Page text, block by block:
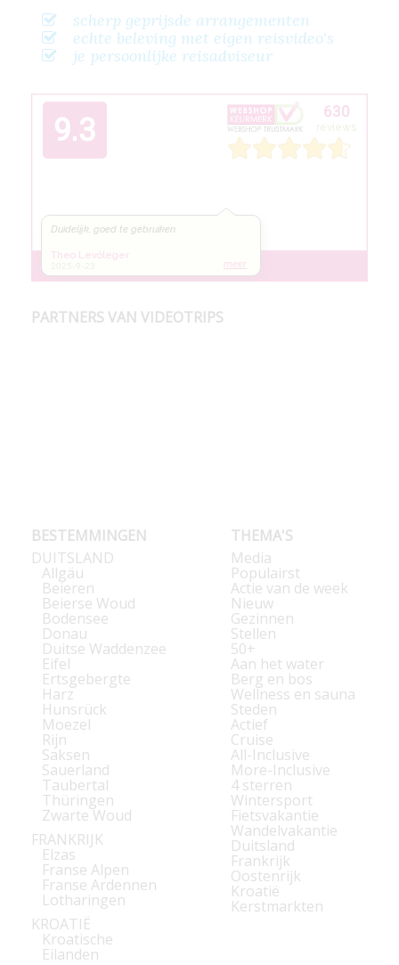
scherp geprijsde arrangementen
echte beleving met eigen reisvideo's
je persoonlijke reisadviseur
PARTNERS VAN VIDEOTRIPS
BESTEMMINGEN
DUITSLAND
Allgäu
Beieren
Beierse Woud
Bodensee
Donau
Duitse Waddenzee
Eifel
Ertsgebergte
Harz
Hunsrück
Moezel
Rijn
Saksen
Sauerland
Taubertal
Thüringen
Zwarte Woud
FRANKRIJK
Elzas
Franse Alpen
Franse Ardennen
Lotharingen
KROATIË
Kroatische
Eilanden
THEMA'S
Media
Populairst
Actie van de week
Nieuw
Gezinnen
Stellen
50+
Aan het water
Berg en bos
Wellness en sauna
Steden
Actief
Cruise
All-Inclusive
More-Inclusive
4 sterren
Wintersport
Fietsvakantie
Wandelvakantie
Duitsland
Frankrijk
Oostenrijk
Kroatië
Kerstmarkten